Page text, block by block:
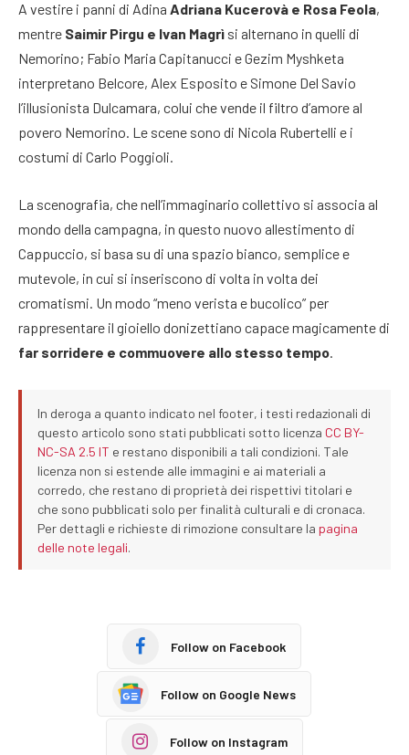
A vestire i panni di Adina Adriana Kucerovà e Rosa Feola,
mentre Saimir Pirgu e Ivan Magrì si alternano in quelli di
Nemorino; Fabio Maria Capitanucci e Gezim Myshketa
interpretano Belcore, Alex Esposito e Simone Del Savio
l’illusionista Dulcamara, colui che vende il filtro d’amore al
povero Nemorino. Le scene sono di Nicola Rubertelli e i
costumi di Carlo Poggioli.
La scenografia, che nell’immaginario collettivo si associa al
mondo della campagna, in questo nuovo allestimento di
Cappuccio, si basa su di una spazio bianco, semplice e
mutevole, in cui si inseriscono di volta in volta dei
cromatismi. Un modo “meno verista e bucolico” per
rappresentare il gioiello donizettiano capace magicamente di
far sorridere e commuovere allo stesso tempo
In deroga a quanto indicato nel footer, i testi redazionali di
questo articolo sono stati pubblicati sotto licenza CC BY-
NC-SA 2.5 IT e restano disponibili a tali condizioni. Tale
licenza non si estende alle immagini e ai materiali a
corredo, che restano di proprietà dei rispettivi titolari e
che sono pubblicati solo per finalità culturali e di cronaca.
Per dettagli e richieste di rimozione consultare la pagina
delle note legali.
Follow on Facebook
Follow on Google News
Follow on Instagram